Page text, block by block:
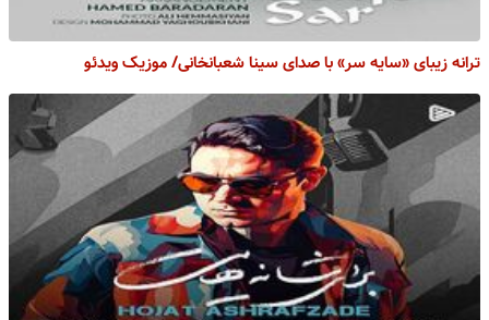
ترانه زیبای «سایه سر» با صدای سینا شعبانخانی/ موزیک ویدئو